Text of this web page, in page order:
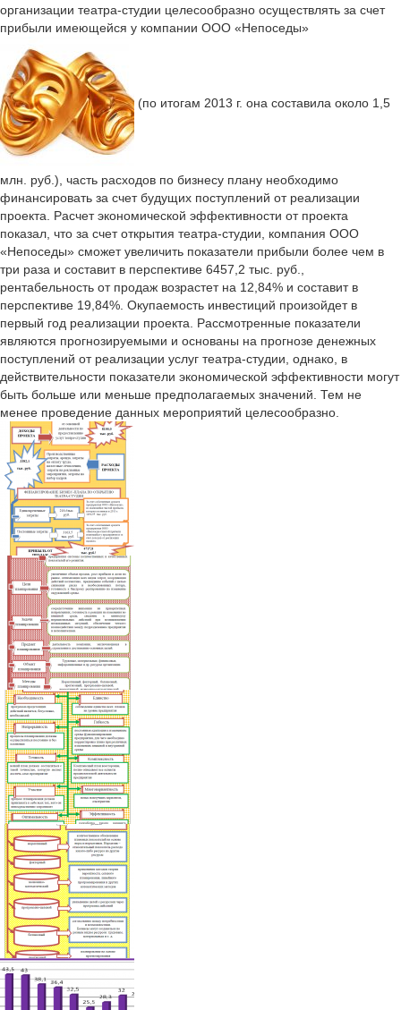
организации театра-студии целесообразно осуществлять за счет
прибыли имеющейся у компании ООО «Непоседы»
(по итогам 2013 г. она составила около 1,5
млн. руб.), часть расходов по бизнесу плану необходимо
финансировать за счет будущих поступлений от реализации
проекта. Расчет экономической эффективности от проекта
показал, что за счет открытия театра-студии, компания ООО
«Непоседы» сможет увеличить показатели прибыли более чем в
три раза и составит в перспективе 6457,2 тыс. руб.,
рентабельность от продаж возрастет на 12,84% и составит в
перспективе 19,84%. Окупаемость инвестиций произойдет в
первый год реализации проекта. Рассмотренные показатели
являются прогнозируемыми и основаны на прогнозе денежных
поступлений от реализации услуг театра-студии, однако, в
действительности показатели экономической эффективности могут
быть больше или меньше предполагаемых значений. Тем не
менее проведение данных мероприятий целесообразно.